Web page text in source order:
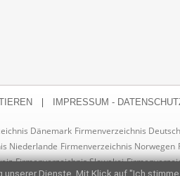
| IMPRESSUM -
Dänemark Firmenverzeichnis
Niederlande Firmenverzeichnis Norwegen
Firmenverzeichnis Slowakei
Dienste. Mit Klick auf "Ich